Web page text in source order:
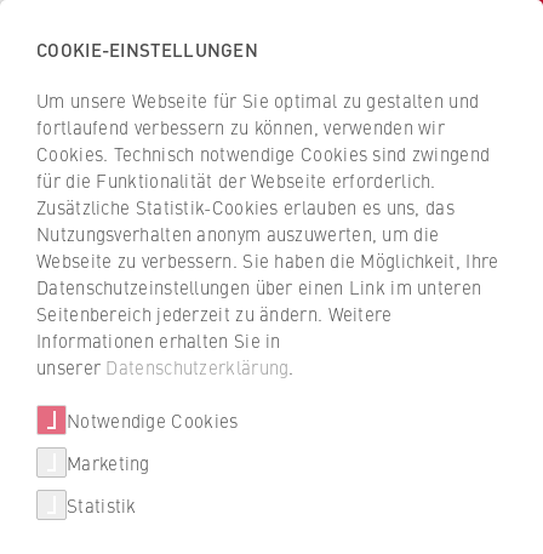
Z
u
ü
k
u
S
a
H
c
h
s
c
h
u
l
e
f
r
W
i
r
Z
u
r
ü
c
k
z
u
r
t
a
t
10.07.2023 —Pressemitteilung 38/2023
Akkreditierung
Qualitätssiegel für mehr
Autonomie
Hochschule für Wirtschaft und Recht Berlin
bis 2031 systemakkreditiert.
Akkreditierungsrat gewährt
Qualitätsmanagementsystem der HWR
Berlin Studiengangsevaluation in Eigenregie
COOKIE-EINSTELLUNGEN
Um unsere Webseite für Sie optimal zu gestalten und
fortlaufend verbessern zu können, verwenden wir
Cookies. Technisch notwendige Cookies sind zwingend
für die Funktionalität der Webseite erforderlich.
Zusätzliche Statistik-Cookies erlauben es uns, das
Nutzungsverhalten anonym auszuwerten, um die
Webseite zu verbessern. Sie haben die Möglichkeit, Ihre
Datenschutzeinstellungen über einen Link im unteren
Seitenbereich jederzeit zu ändern. Weitere
Informationen erhalten Sie in
unserer Datenschutzerklärung
Notwendige Cookies
Marketing
Statistik